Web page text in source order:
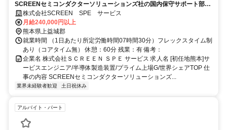
トエンジニア
SCREENセミコンダクターソリューションズ社の国内保守サポート部門
を担う当社にて、フィールドサービスエンジニアをお任せします。半導
体製造装置の立ち上げ、保守・メンテナンス、最適化改造等を実施しま
す。
株式会社SCREEN SPE サービス
月給240,000円以上
熊本県上益城郡
就業時間 （1日あたり所定労働時間07時間30分）フレックスタイム制
あり（コアタイム無） 休憩：60分 残業：有 備考：
企業名 株式会社ＳＣＲＥＥＮ ＳＰＥ サービス 求人名 [初任地熊本]サ
ービスエンジニア/半導体製造装置/プライム上場G/世界シェアTOP 仕
事の内容 SCREENセミコンダクターソリューションズ...
業界未経験者歓迎 土日祝休み
アルバイト・パート